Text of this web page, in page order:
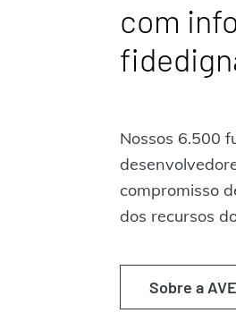
com
Nossos 6.500
compromisso
dos recursos
Sobre a